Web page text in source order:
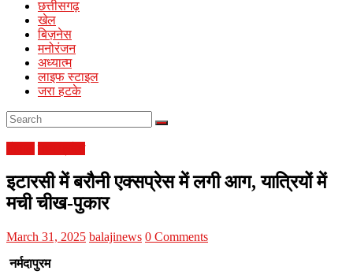
छत्तीसगढ़
खेल
बिज़नेस
मनोरंजन
अध्यात्म
लाइफ स्टाइल
जरा हटके
इटारसी में बरौनी एक्सप्रेस में लगी आग, यात्रियों में
मची चीख-पुकार
March 31, 2025 balajinews 0 Comments
नर्मदापुरम